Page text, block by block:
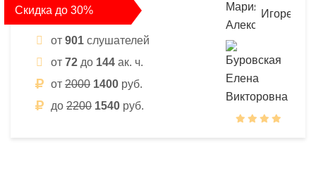
Скидка до 30%
от 901 слушателей
от 72 до 144 ак. ч.
от 2000 1400 руб.
до 2200 1540 руб.